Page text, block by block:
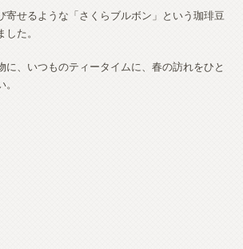
寄せるような「さくらブルボン」という珈琲豆
た。
に、いつものティータイムに、春の訪れをひと